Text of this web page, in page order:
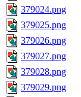
379024.png
379025.png
379026.png
379027.png
379028.png
379029.png